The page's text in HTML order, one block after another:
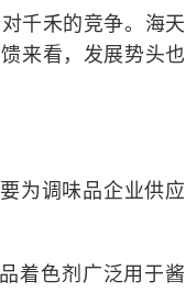
千禾的竞争。海天
来看，发展势头也
为调味品企业供应
着色剂广泛用于酱